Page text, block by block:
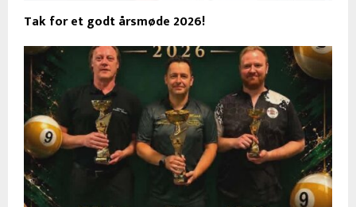
Tak for et godt årsmøde 2026!